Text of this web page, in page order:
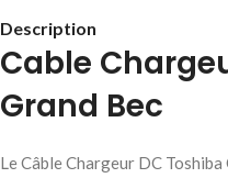
Description
Cable
Grand Bec
Le Câble Chargeur DC